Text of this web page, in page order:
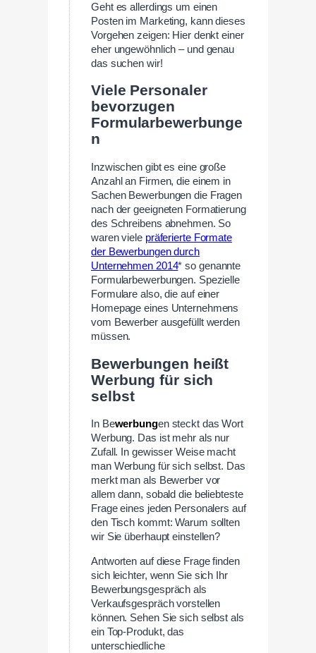
Geht es allerdings um einen
Posten im Marketing, kann dieses
Vorgehen zeigen: Hier denkt einer
eher ungewöhnlich – und genau
das suchen wir!
Viele Personaler
bevorzugen
Formularbewerbunge
n
Inzwischen gibt es eine große
Anzahl an Firmen, die einem in
Sachen Bewerbungen die Fragen
nach der geeigneten Formatierung
des Schreibens abnehmen. So
waren viele präferierte Formate
der Bewerbungen durch
Unternehmen 2014* so genannte
Formularbewerbungen. Spezielle
Formulare also, die auf einer
Homepage eines Unternehmens
vom Bewerber ausgefüllt werden
müssen.
Bewerbungen heißt
Werbung für sich
selbst
In Bewerbungen steckt das Wort
Werbung. Das ist mehr als nur
Zufall. In gewisser Weise macht
man Werbung für sich selbst. Das
merkt man als Bewerber vor
allem dann, sobald die beliebteste
Frage eines jeden Personalers auf
den Tisch kommt: Warum sollten
wir Sie überhaupt einstellen?
Antworten auf diese Frage finden
sich leichter, wenn Sie sich Ihr
Bewerbungsgespräch als
Verkaufsgespräch vorstellen
können. Sehen Sie sich selbst als
ein Top-Produkt, das
unterschiedliche